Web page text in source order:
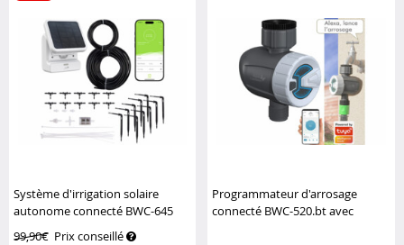
Système d'irrigation solaire
autonome connecté BWC-645
pour jusqu’à 10 plantes
99,90€ Prix conseillé
Programmateur d'arrosage
connecté BWC-520.bt avec